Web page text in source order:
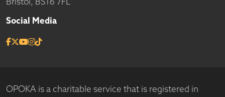
Bristol, BS16 7FL
Social Media
OPOKA is a charitable service that is registered in